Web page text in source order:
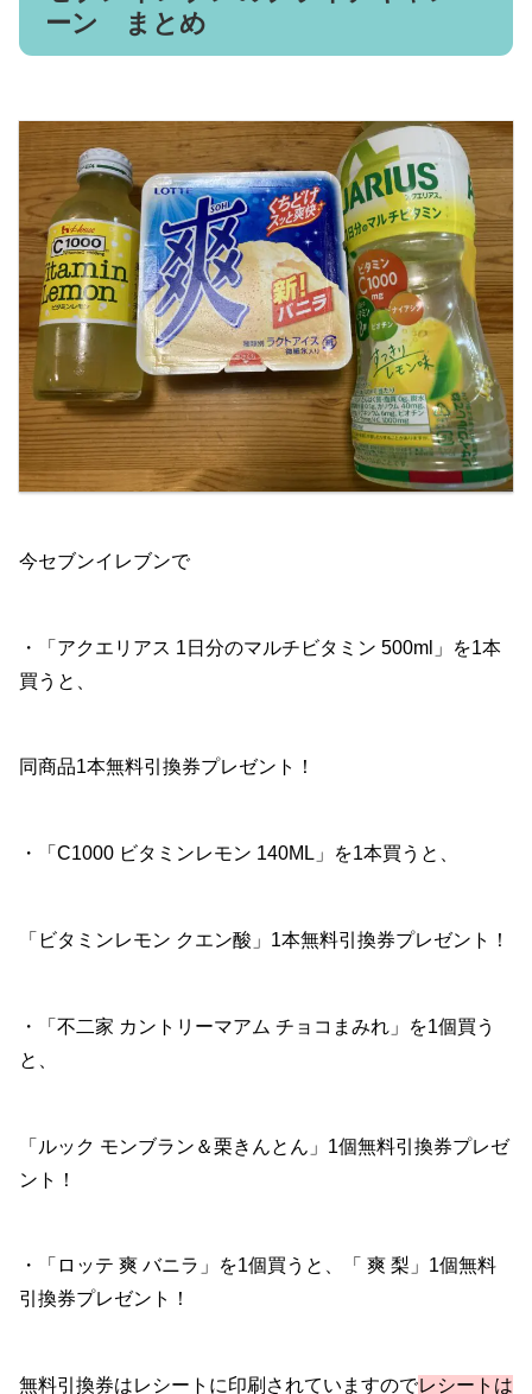
ーン まとめ
今セブンイレブンで
・「アクエリアス 1日分のマルチビタミン 500ml」を1本
買うと、
同商品1本無料引換券プレゼント！
・「C1000 ビタミンレモン 140ML」を1本買うと、
「ビタミンレモン クエン酸」1本無料引換券プレゼント！
・「不二家 カントリーマアム チョコまみれ」を1個買う
と、
「ルック モンブラン＆栗きんとん」1個無料引換券プレゼ
ント！
・「ロッテ 爽 バニラ」を1個買うと、「 爽 梨」1個無料
引換券プレゼント！
無料引換券はレシートに印刷されていますのでレシートは